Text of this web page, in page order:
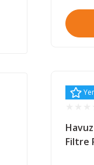
Filtre